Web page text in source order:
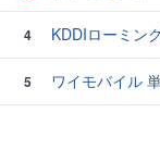
4 KDDIローミン
5
ワイモバイル